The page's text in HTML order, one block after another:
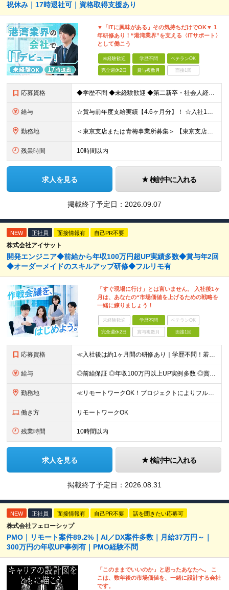
祝休み｜17時退社可｜資格取得支援あり
▼「ITに興味がある」その気持ちだけでOK▼ 1
年研修あり！“港湾業界”を支える〈ITサポート〉
として働こう
未経験歓迎 学歴不問 ベテランOK
完全週休2日 賞与複数月 面接1回
応募資格 ◆学歴不問 ◆未経験歓迎 ◆第二新卒・社会人経験の浅い方も歓迎 日本語でのビジネス文書作成・電話対応が 支障なく行える方であれば大丈夫です◎ ＼IT知識ゼロからスタートOK／ 応募に専門スキルや資
給与 ☆賞与前年度支給実績【4.6ヶ月分】！ ☆入社1年目から【年収400万円】可！ 月給23万5,000円～30万5,000円＋諸手当＋賞与年2回 ※経験・スキルを考慮して決定します。 ※上記には一律
勤務地 ＜東京支店または青梅事業所募集＞ 【東京支店】 東京都千代田区神田東松下町41-1 H1O神田 【青梅事業所】 東京都江東区青海3-2-17 ワールド流通センター内504号室 ※勤務先はご希望を
残業時間 10時間以内
求人を見る 検討中に入れる
掲載終了予定日： 2026.09.07
NEW 正社員 面接情報有 自己PR不要
株式会社アイサット
開発エンジニア◆前給から年収100万円超UP実績多数◆賞与年2回
◆オーダーメイドのスキルアップ研修◆フルリモ有
「すぐ現場に行け」とは言いません。 入社後1ヶ
月は、あなたの“市場価値を上げるための戦略を
一緒に練りましょう！
未経験歓迎 学歴不問 ベテランOK
完全週休2日 賞与複数月 面接1回
応募資格 ≪入社後は約1ヶ月間の研修あり｜学歴不問！若手社員が活躍中≫ ■学歴不問 ■開発経験1年以上 ＼こんな方にピッタリです！／ ■私生活も大切にしながら長く働きたい方 ■自分のスキルを正当に給与で評価し
給与 ◎前給保証 ◎年収100万円以上UP実例多数 ◎賞与年2回 -------- ■PG：月給29万5000円以上 ■SE：月給36万円以上 ※スキル・経験などを考慮し、決定します ※試用期間3ヵ月あり、
勤務地 ≪リモートワークOK！プロジェクトによりフルリモートも≫ ■本社または東京・神奈川・千葉・埼玉の各プロジェクト先での勤務となります 【本社】東京都豊島区南池袋2-30-12 BITビル7階 ┗東京メ
働き方 リモートワークOK
残業時間 10時間以内
求人を見る 検討中に入れる
掲載終了予定日： 2026.08.31
NEW 正社員 面接情報有 自己PR不要 話を聞きたい応募可
株式会社フェローシップ
PMO｜リモート案件89.2%｜AI／DX案件多数｜月給37万円～｜
300万円の年収UP事例有｜PMO経験不問
「このままでいいのか」と思ったあなたへ。 こ
こは、数年後の市場価値を、一緒に設計する会社
です。